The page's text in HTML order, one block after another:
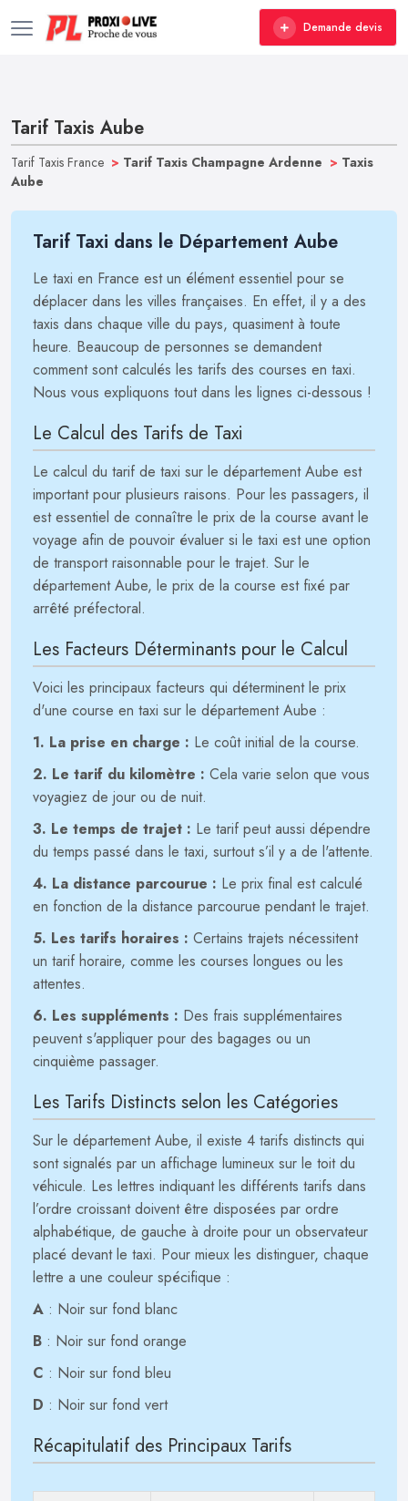
Demande devis
Tarif Taxis Aube
Tarif Taxis France > Tarif Taxis Champagne Ardenne > Taxis
Aube
Tarif Taxi dans le Département Aube
Le taxi en France est un élément essentiel pour se
déplacer dans les villes françaises. En effet, il y a des
taxis dans chaque ville du pays, quasiment à toute
heure. Beaucoup de personnes se demandent
comment sont calculés les tarifs des courses en taxi.
Nous vous expliquons tout dans les lignes ci-dessous !
Le Calcul des Tarifs de Taxi
Le calcul du tarif de taxi sur le département Aube est
important pour plusieurs raisons. Pour les passagers, il
est essentiel de connaître le prix de la course avant le
voyage afin de pouvoir évaluer si le taxi est une option
de transport raisonnable pour le trajet. Sur le
département Aube, le prix de la course est fixé par
arrêté préfectoral.
Les Facteurs Déterminants pour le Calcul
Voici les principaux facteurs qui déterminent le prix
d'une course en taxi sur le département Aube :
1. La prise en charge : Le coût initial de la course.
2. Le tarif du kilomètre : Cela varie selon que vous
voyagiez de jour ou de nuit.
3. Le temps de trajet : Le tarif peut aussi dépendre
du temps passé dans le taxi, surtout s’il y a de l'attente.
4. La distance parcourue : Le prix final est calculé
en fonction de la distance parcourue pendant le trajet.
5. Les tarifs horaires : Certains trajets nécessitent
un tarif horaire, comme les courses longues ou les
attentes.
6. Les suppléments : Des frais supplémentaires
peuvent s'appliquer pour des bagages ou un
cinquième passager.
Les Tarifs Distincts selon les Catégories
Sur le département Aube, il existe 4 tarifs distincts qui
sont signalés par un affichage lumineux sur le toit du
véhicule. Les lettres indiquant les différents tarifs dans
l’ordre croissant doivent être disposées par ordre
alphabétique, de gauche à droite pour un observateur
placé devant le taxi. Pour mieux les distinguer, chaque
lettre a une couleur spécifique :
A : Noir sur fond blanc
B : Noir sur fond orange
C : Noir sur fond bleu
D : Noir sur fond vert
Récapitulatif des Principaux Tarifs